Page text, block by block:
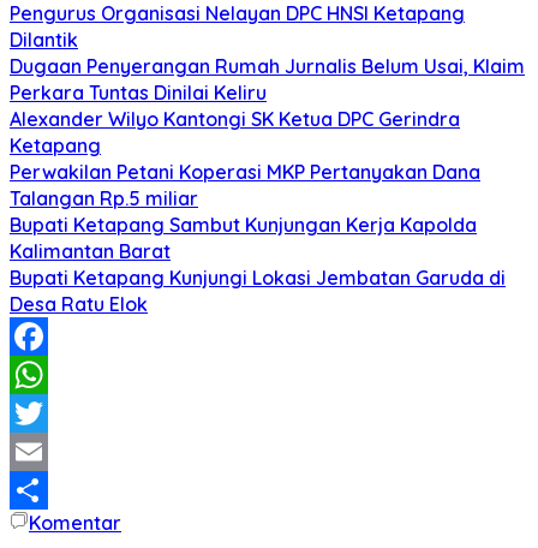
Pengurus Organisasi Nelayan DPC HNSI Ketapang
Dilantik
Dugaan Penyerangan Rumah Jurnalis Belum Usai, Klaim
Perkara Tuntas Dinilai Keliru
Alexander Wilyo Kantongi SK Ketua DPC Gerindra
Ketapang
Perwakilan Petani Koperasi MKP Pertanyakan Dana
Talangan Rp.5 miliar
Bupati Ketapang Sambut Kunjungan Kerja Kapolda
Kalimantan Barat
Bupati Ketapang Kunjungi Lokasi Jembatan Garuda di
Desa Ratu Elok
Facebook
WhatsApp
Twitter
Email
Share
Komentar